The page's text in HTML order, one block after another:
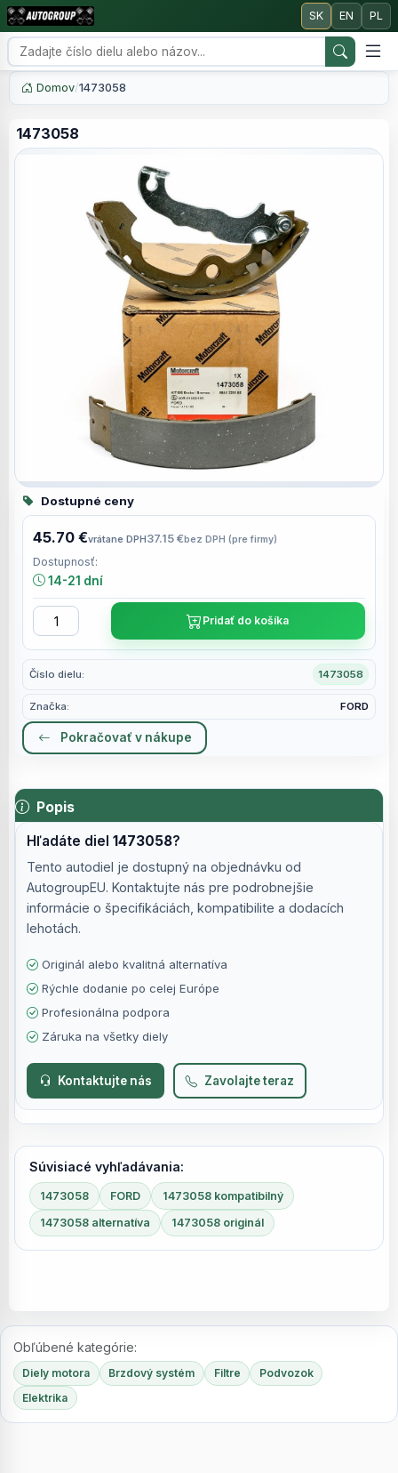
SK EN PL
Domov/1473058
1473058
Číslo dielu: 1473058
Značka: FORD
Dostupné ceny
45.70 €vrátane DPH37.15 €bez DPH (pre firmy)
Dostupnosť:
14-21 dní
Pridať do košíka
Pokračovať v nákupe
Popis
Hľadáte diel1473058?
Tento autodiel je dostupný na objednávku od
AutogroupEU. Kontaktujte nás pre podrobnejšie
informácie o špecifikáciách, kompatibilite a dodacích
lehotách.
Originál alebo kvalitná alternatíva
Rýchle dodanie po celej Európe
Profesionálna podpora
Záruka na všetky diely
Kontaktujte nás Zavolajte teraz
Súvisiacé vyhľadávania:
1473058 FORD 1473058 kompatibilný
1473058 alternatíva 1473058 originál
Obľúbené kategórie:
Diely motora Brzdový systém Filtre
Podvozok
Elektrika